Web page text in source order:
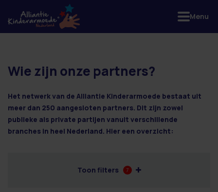
2 resultaten
Wie zijn onze partners?
Het netwerk van de Alliantie Kinderarmoede bestaat uit
meer dan 250 aangesloten partners. Dit zijn zowel
publieke als private partijen vanuit verschillende
branches in heel Nederland. Hier een overzicht:
Toon filters 7
Menu